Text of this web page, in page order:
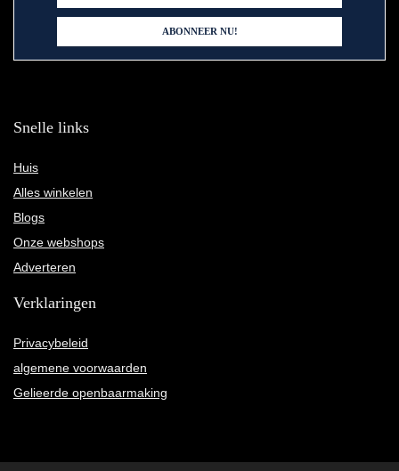
Snelle links
Huis
Alles winkelen
Blogs
Onze webshops
Adverteren
Verklaringen
Privacybeleid
algemene voorwaarden
Gelieerde openbaarmaking